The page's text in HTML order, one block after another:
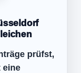
prüfst,
eine